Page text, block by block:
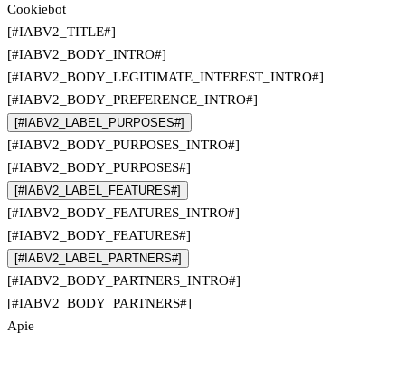
Cookiebot
[#IABV2_TITLE#]
[#IABV2_BODY_INTRO#]
[#IABV2_BODY_LEGITIMATE_INTEREST_INTRO#]
[#IABV2_BODY_PREFERENCE_INTRO#]
[#IABV2_LABEL_PURPOSES#]
[#IABV2_BODY_PURPOSES_INTRO#]
[#IABV2_BODY_PURPOSES#]
[#IABV2_LABEL_FEATURES#]
[#IABV2_BODY_FEATURES_INTRO#]
[#IABV2_BODY_FEATURES#]
[#IABV2_LABEL_PARTNERS#]
[#IABV2_BODY_PARTNERS_INTRO#]
[#IABV2_BODY_PARTNERS#]
Apie